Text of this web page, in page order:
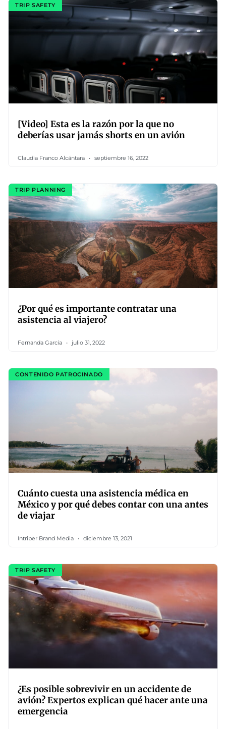
TRIP SAFETY
[Video] Esta es la razón por la que no
deberías usar jamás shorts en un avión
Claudia Franco Alcántara septiembre 16, 2022
TRIP PLANNING
¿Por qué es importante contratar una
asistencia al viajero?
Fernanda García julio 31, 2022
CONTENIDO PATROCINADO
Cuánto cuesta una asistencia médica en
México y por qué debes contar con una antes
de viajar
Intriper Brand Media diciembre 13, 2021
TRIP SAFETY
¿Es posible sobrevivir en un accidente de
avión? Expertos explican qué hacer ante una
emergencia